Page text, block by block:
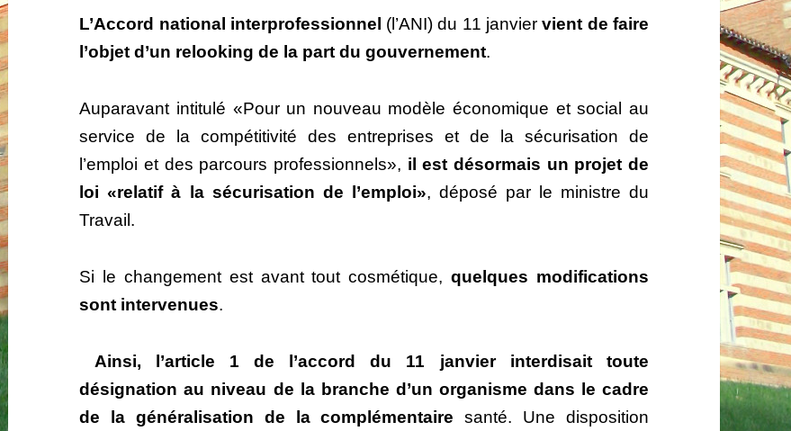
L’Accord national interprofessionnel (l’ANI) du 11 janvier vient de faire
l’objet d’un relooking de la part du gouvernement.
Auparavant intitulé «Pour un nouveau modèle économique et social au
service de la compétitivité des entreprises et de la sécurisation de
l’emploi et des parcours professionnels», il est désormais un projet de
loi «relatif à la sécurisation de l’emploi», déposé par le ministre du
Travail.
Si le changement est avant tout cosmétique,quelques modifications
sont intervenues.
Ainsi, l’article 1 de l’accord du 11 janvier interdisait toute
désignation au niveau de la branche d’un organisme dans le cadre
de la généralisation de la complémentaire santé. Une disposition